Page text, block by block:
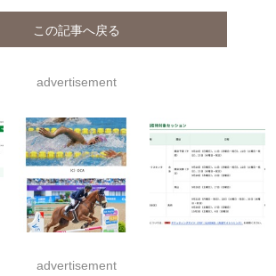
この記事へ戻る
advertisement
advertisement